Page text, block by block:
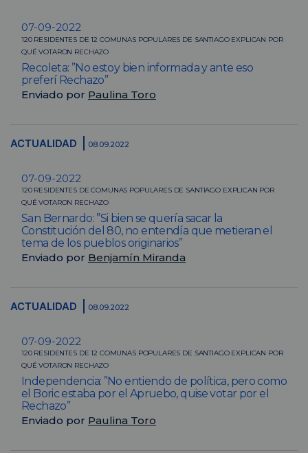
07-09-2022
120 RESIDENTES DE 12 COMUNAS POPULARES DE SANTIAGO EXPLICAN POR
QUÉ VOTARON RECHAZO
Recoleta: ”No estoy bien informada y ante eso
preferí Rechazo”
Enviado por Paulina Toro
ACTUALIDAD 08.09.2022
07-09-2022
120 RESIDENTES DE COMUNAS POPULARES DE SANTIAGO EXPLICAN POR
QUÉ VOTARON RECHAZO
San Bernardo: ”Si bien se quería sacar la
Constitución del 80, no entendía que metieran el
tema de los pueblos originarios”
Enviado por Benjamín Miranda
ACTUALIDAD 08.09.2022
07-09-2022
120 RESIDENTES DE 12 COMUNAS POPULARES DE SANTIAGO EXPLICAN POR
QUÉ VOTARON RECHAZO
Independencia: ”No entiendo de política, pero como
el Boric estaba por el Apruebo, quise votar por el
Rechazo”
Enviado por Paulina Toro